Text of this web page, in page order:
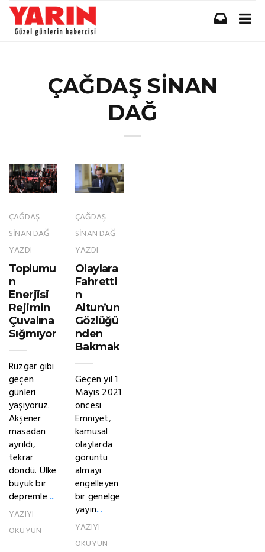
ÇAĞDAŞ SİNAN
DAĞ
ÇAĞDAŞ
SİNAN DAĞ
YAZDI
Toplumu
n
Enerjisi
Rejimin
Çuvalına
Sığmıyor
Rüzgar gibi
geçen
günleri
yaşıyoruz.
Akşener
masadan
ayrıldı,
tekrar
döndü. Ülke
büyük bir
depremle...
YAZIYI
OKUYUN
ÇAĞDAŞ
SİNAN DAĞ
YAZDI
Olaylara
Fahretti
n
Altun’un
Gözlüğü
nden
Bakmak
Geçen yıl 1
Mayıs 2021
öncesi
Emniyet,
kamusal
olaylarda
görüntü
almayı
engelleyen
bir genelge
yayın...
YAZIYI
OKUYUN